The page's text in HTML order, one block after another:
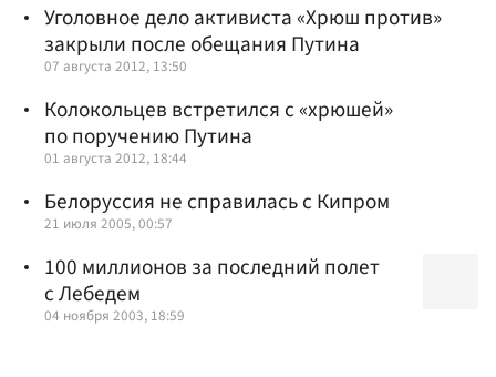
Уголовное дело активиста «Хрюш против»
закрыли после обещания Путина
07 августа 2012, 13:50
Колокольцев встретился с «хрюшей»
по поручению Путина
01 августа 2012, 18:44
Белоруссия не справилась с Кипром
21 июля 2005, 00:57
100 миллионов за последний полет
с Лебедем
04 ноября 2003, 18:59